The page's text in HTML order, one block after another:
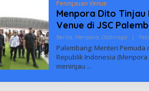
Peninjauan Venue
Menpora Dito Tinjau
Venue di JSC
Berita, Menpora, Olahraga
Palembang: Menteri Pemuda
Republik Indonesia (Menpora
meninjau